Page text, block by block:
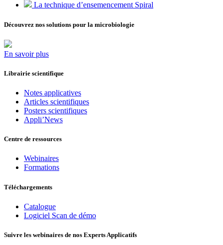
La technique d’ensemencement Spiral
Découvrez nos solutions pour la microbiologie
En savoir plus
Librairie scientifique
Notes applicatives
Articles scientifiques
Posters scientifiques
Appli’News
Centre de ressources
Webinaires
Formations
Téléchargements
Catalogue
Logiciel Scan de démo
Suivre les webinaires de nos Experts Applicatifs